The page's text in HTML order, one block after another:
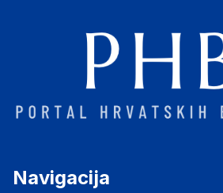
Navigacija